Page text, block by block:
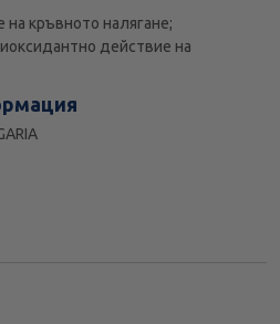
на кръвното налягане;
действие на